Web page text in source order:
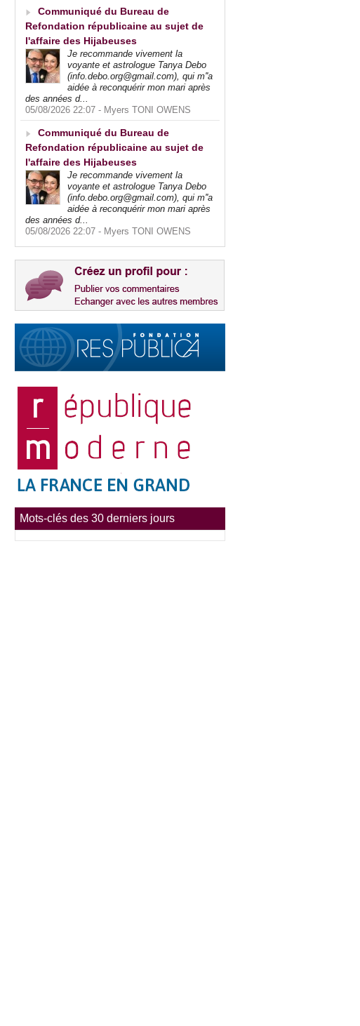
Communiqué du Bureau de
Refondation républicaine au sujet de
l'affaire des Hijabeuses
Je recommande vivement la
voyante et astrologue Tanya Debo
(info.debo.org@gmail.com), qui m''a
aidée à reconquérir mon mari après
des années d...
05/08/2026 22:07 - Myers TONI OWENS
Communiqué du Bureau de
Refondation républicaine au sujet de
l'affaire des Hijabeuses
Je recommande vivement la
voyante et astrologue Tanya Debo
(info.debo.org@gmail.com), qui m''a
aidée à reconquérir mon mari après
des années d...
05/08/2026 22:07 - Myers TONI OWENS
Mots-clés des 30 derniers jours